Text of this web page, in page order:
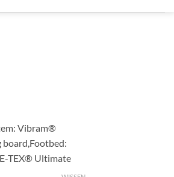
Vibram®
board,Footbed:
TEX® Ultimate